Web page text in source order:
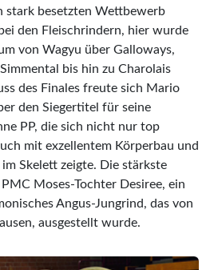
stark besetzten Wettbewerb
den Fleischrindern, hier wurde
von Wagyu über Galloways,
bis hin zu Charolais
des Finales freute sich Mario
den Siegertitel für seine
PP, die sich nicht nur top
mit exzellentem Körperbau und
Skelett zeigte. Die stärkste
Moses-Tochter Desiree, ein
Angus-Jungrind, das von
ausgestellt wurde.